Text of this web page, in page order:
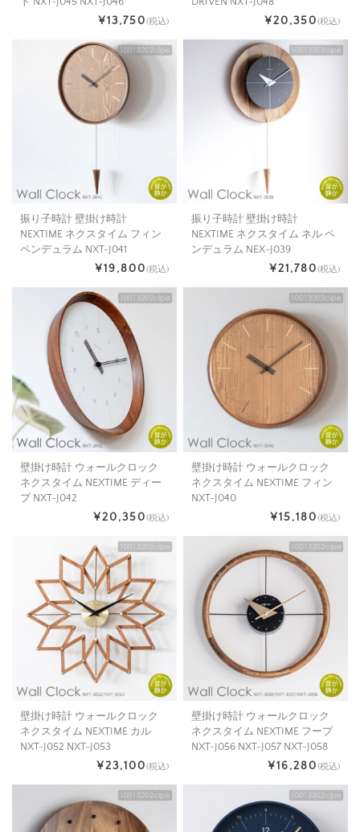
¥13,750(税込) ¥20,350(税込)
振り子時計 壁掛け時計
NEXTIME ネクスタイム フィン
ペンデュラム NXT-J041
¥19,800(税込)
振り子時計 壁掛け時計
NEXTIME ネクスタイム ネル ペ
ンデュラム NEX-J039
¥21,780(税込)
壁掛け時計 ウォールクロック
ネクスタイム NEXTIME ディー
プ NXT-J042
¥20,350(税込)
壁掛け時計 ウォールクロック
ネクスタイム NEXTIME フィン
NXT-J040
¥15,180(税込)
壁掛け時計 ウォールクロック
ネクスタイム NEXTIME カル
NXT-J052 NXT-J053
¥23,100(税込)
壁掛け時計 ウォールクロック
ネクスタイム NEXTIME フープ
NXT-J056 NXT-J057 NXT-J058
¥16,280(税込)